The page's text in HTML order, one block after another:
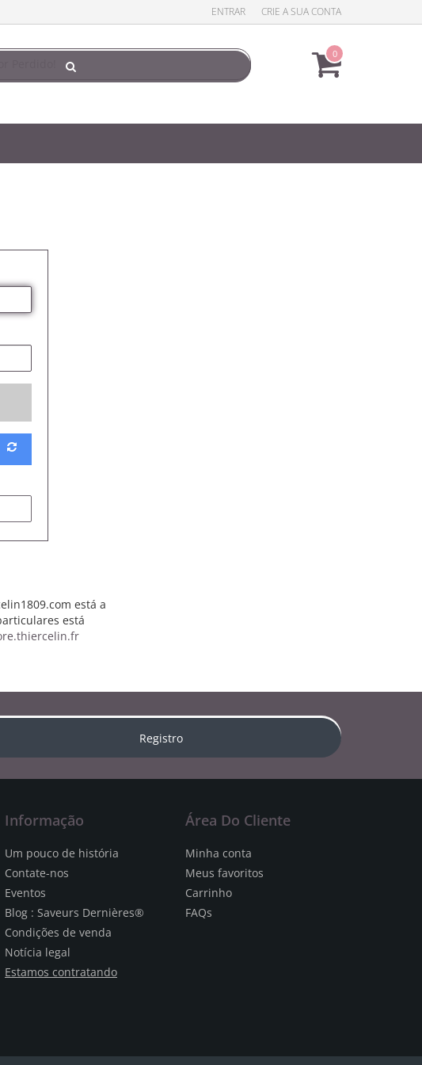
ENTRAR CRIE A SUA CONTA
0
está a
está
Registro
Informação
Um pouco de história
Contate-nos
Eventos
Blog : Saveurs Dernières®
Condições de venda
Notícia legal
Estamos contratando
Área Do Cliente
Minha conta
Meus favoritos
Carrinho
FAQs